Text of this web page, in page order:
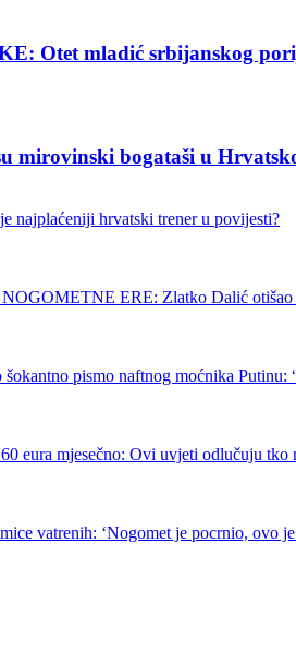
Otet mladić srbijanskog
mirovinski bogataši u
najplaćeniji hrvatski trener u povijesti?
ERE: Zlatko Dalić otišao
šokantno pismo naftnog moćnika Putinu:
eura mjesečno: Ovi uvjeti odlučuju tko
vatrenih: ‘Nogomet je pocrnio, ovo je